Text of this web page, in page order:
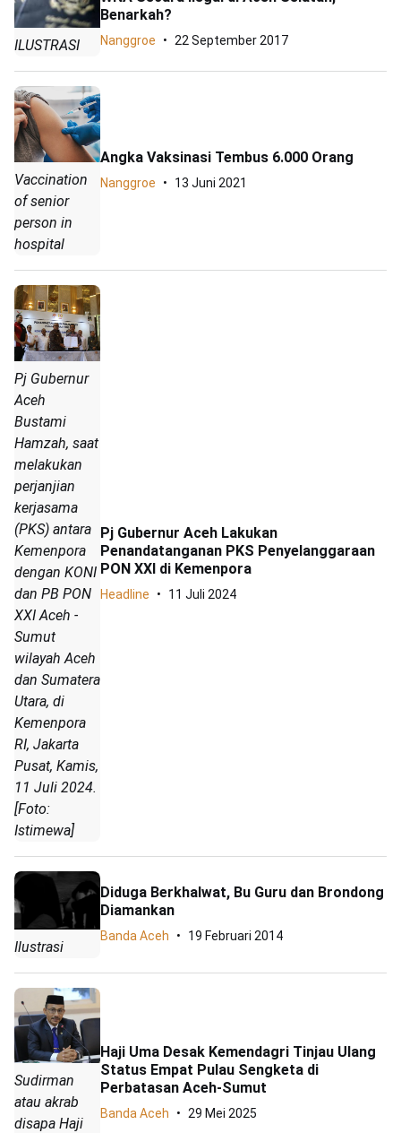
ILUSTRASI
Benarkah?
Nanggroe 22 September 2017
Vaccination
of senior
person in
hospital
Angka Vaksinasi Tembus 6.000 Orang
Nanggroe 13 Juni 2021
Pj Gubernur
Aceh
Bustami
Hamzah, saat
melakukan
perjanjian
kerjasama
(PKS) antara
Kemenpora
dengan KONI
dan PB PON
XXI Aceh -
Sumut
wilayah Aceh
dan Sumatera
Utara, di
Kemenpora
RI, Jakarta
Pusat, Kamis,
11 Juli 2024.
[Foto:
Istimewa]
Pj Gubernur Aceh Lakukan
Penandatanganan PKS Penyelanggaraan
PON XXI di Kemenpora
Headline 11 Juli 2024
Ilustrasi
Diduga Berkhalwat, Bu Guru dan Brondong
Diamankan
Banda Aceh 19 Februari 2014
Sudirman
atau akrab
disapa Haji
Haji Uma Desak Kemendagri Tinjau Ulang
Status Empat Pulau Sengketa di
Perbatasan Aceh-Sumut
Banda Aceh 29 Mei 2025